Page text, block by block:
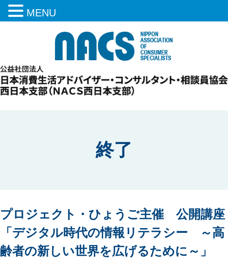
終了
プロジェクト・ひょうご主催 公開講座
「デジタル時代の情報リテラシー ～高
齢者の新しい世界を広げるために～」
MENU